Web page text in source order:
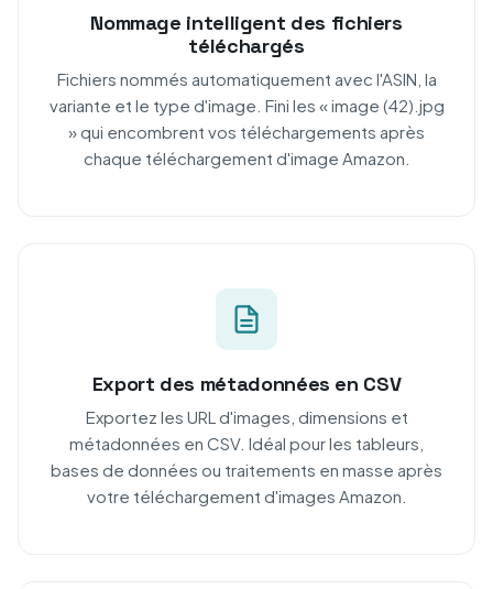
Nommage intelligent des fichiers
téléchargés
Fichiers nommés automatiquement avec l'ASIN, la
variante et le type d'image. Fini les « image (42).jpg
» qui encombrent vos téléchargements après
chaque téléchargement d'image Amazon.
Export des métadonnées en CSV
Exportez les URL d'images, dimensions et
métadonnées en CSV. Idéal pour les tableurs,
bases de données ou traitements en masse après
votre téléchargement d'images Amazon.